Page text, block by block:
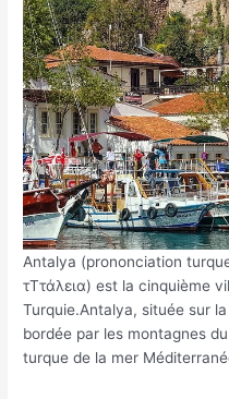
Antalya (prononciation
τΤτάλεια) est la cinquième
Turquie.Antalya, située sur
bordée par les montagnes
turque de la mer